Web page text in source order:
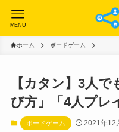
MENU
ホーム ボードゲーム
【カタン】3人
び方」「4人プレ
ボードゲーム 2021年12